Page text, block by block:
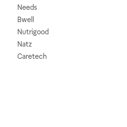
Needs
Bwell
Nutrigood
Natz
Caretech